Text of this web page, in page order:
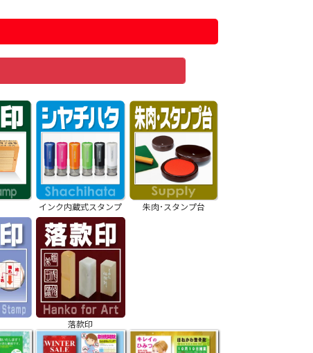
インク内蔵式スタンプ 朱肉･スタンプ台
落款印